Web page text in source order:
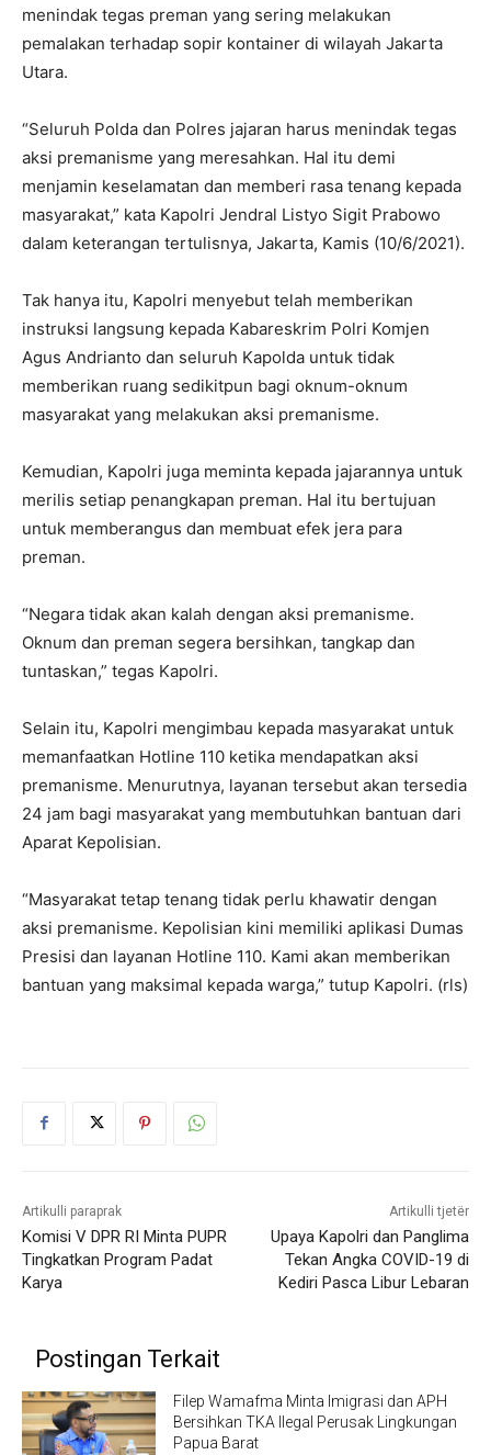
menindak tegas preman yang sering melakukan
pemalakan terhadap sopir kontainer di wilayah Jakarta
Utara.
“Seluruh Polda dan Polres jajaran harus menindak tegas
aksi premanisme yang meresahkan. Hal itu demi
menjamin keselamatan dan memberi rasa tenang kepada
masyarakat,” kata Kapolri Jendral Listyo Sigit Prabowo
dalam keterangan tertulisnya, Jakarta, Kamis (10/6/2021).
Tak hanya itu, Kapolri menyebut telah memberikan
instruksi langsung kepada Kabareskrim Polri Komjen
Agus Andrianto dan seluruh Kapolda untuk tidak
memberikan ruang sedikitpun bagi oknum-oknum
masyarakat yang melakukan aksi premanisme.
Kemudian, Kapolri juga meminta kepada jajarannya untuk
merilis setiap penangkapan preman. Hal itu bertujuan
untuk memberangus dan membuat efek jera para
preman.
“Negara tidak akan kalah dengan aksi premanisme.
Oknum dan preman segera bersihkan, tangkap dan
tuntaskan,” tegas Kapolri.
Selain itu, Kapolri mengimbau kepada masyarakat untuk
memanfaatkan Hotline 110 ketika mendapatkan aksi
premanisme. Menurutnya, layanan tersebut akan tersedia
24 jam bagi masyarakat yang membutuhkan bantuan dari
Aparat Kepolisian.
“Masyarakat tetap tenang tidak perlu khawatir dengan
aksi premanisme. Kepolisian kini memiliki aplikasi Dumas
Presisi dan layanan Hotline 110. Kami akan memberikan
bantuan yang maksimal kepada warga,” tutup Kapolri. (rls)
Artikulli paraprak
Komisi V DPR RI Minta PUPR
Tingkatkan Program Padat
Karya
Artikulli tjetër
Upaya Kapolri dan Panglima
Tekan Angka COVID-19 di
Kediri Pasca Libur Lebaran
Postingan Terkait
Filep Wamafma Minta Imigrasi dan APH
Bersihkan TKA Ilegal Perusak Lingkungan
Papua Barat